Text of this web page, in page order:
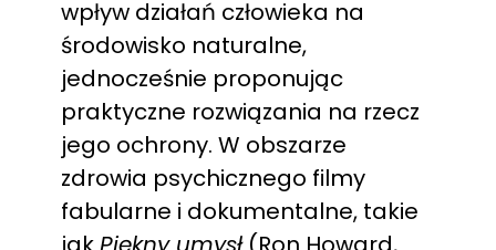
wpływ działań człowieka na
środowisko naturalne,
jednocześnie proponując
praktyczne rozwiązania na rzecz
jego ochrony. W obszarze
zdrowia psychicznego filmy
fabularne i dokumentalne, takie